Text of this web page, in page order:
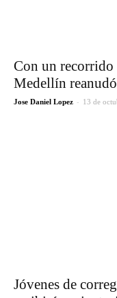
Con un
Medellín
Jose Daniel Lopez - 13 de
Jóvenes de